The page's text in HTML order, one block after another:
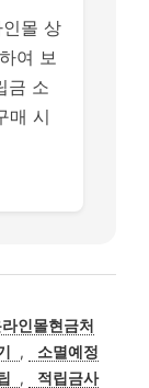
몰 상
여 보
금 소
매 시
인몰현금처
,
소멸예정
,
적립금사